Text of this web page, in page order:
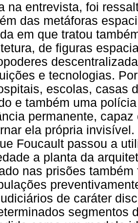
na entrevista, foi
das metáforas
em que tratou
de figuras
e tecnologias.
escolas, casas
e também uma
permanente,
ela própria
Foucault passou a
a planta da
nas prisões
de caráter
segmentos